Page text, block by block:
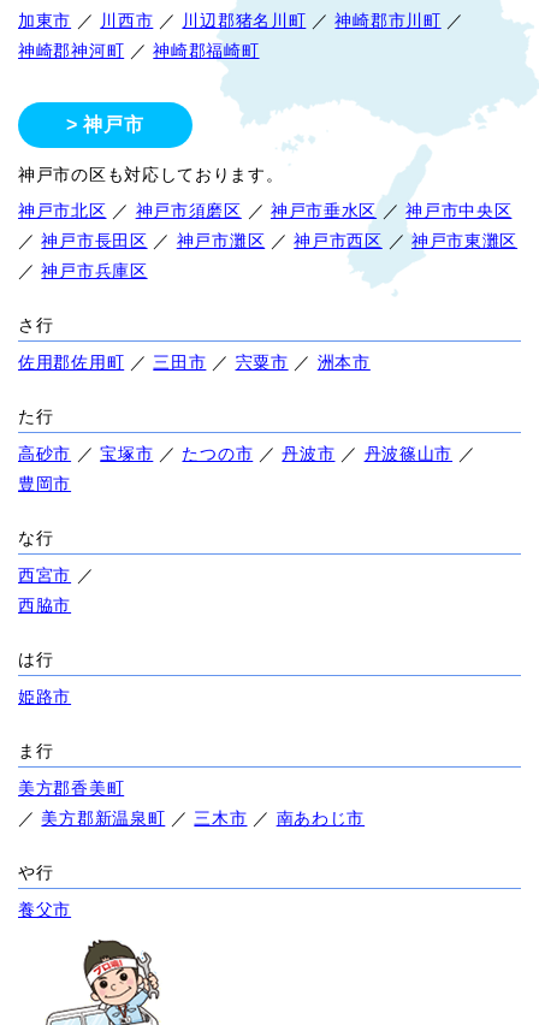
加東市 ／ 川西市 ／ 川辺郡猪名川町 ／神崎郡市川町 ／
神崎郡神河町 ／神崎郡福崎町
神戸市
神戸市の区も対応しております。
神戸市北区 ／ 神戸市須磨区 ／ 神戸市垂水区 ／神戸市中央区
／神戸市長田区 ／ 神戸市灘区 ／神戸市西区 ／ 神戸市東灘区
／神戸市兵庫区
さ行
佐用郡佐用町 ／三田市 ／ 宍粟市 ／ 洲本市
た行
高砂市 ／宝塚市 ／ たつの市 ／丹波市 ／ 丹波篠山市 ／
豊岡市
な行
西宮市 ／
西脇市
は行
姫路市
ま行
美方郡香美町
／ 美方郡新温泉町 ／三木市 ／ 南あわじ市
や行
養父市